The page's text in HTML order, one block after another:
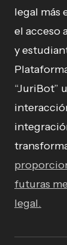
legal más
el acceso
y
“JuriBot”
futuras
legal.